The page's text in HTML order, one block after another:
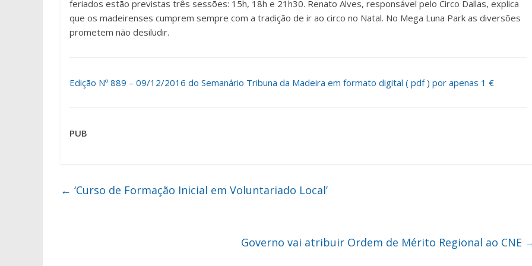
feriados estão previstas três sessões: 15h, 18h e 21h30. Renato Alves, responsável pelo Circo Dallas, explica
que os madeirenses cumprem sempre com a tradição de ir ao circo no Natal. No Mega Luna Park as diversões
prometem não desiludir.
Edição Nº 889 – 09/12/2016 do Semanário Tribuna da Madeira em formato digital ( pdf ) por apenas 1 €
PUB
← ‘Curso de Formação Inicial em Voluntariado Local’
Governo vai atribuir Ordem de Mérito Regional ao CNE